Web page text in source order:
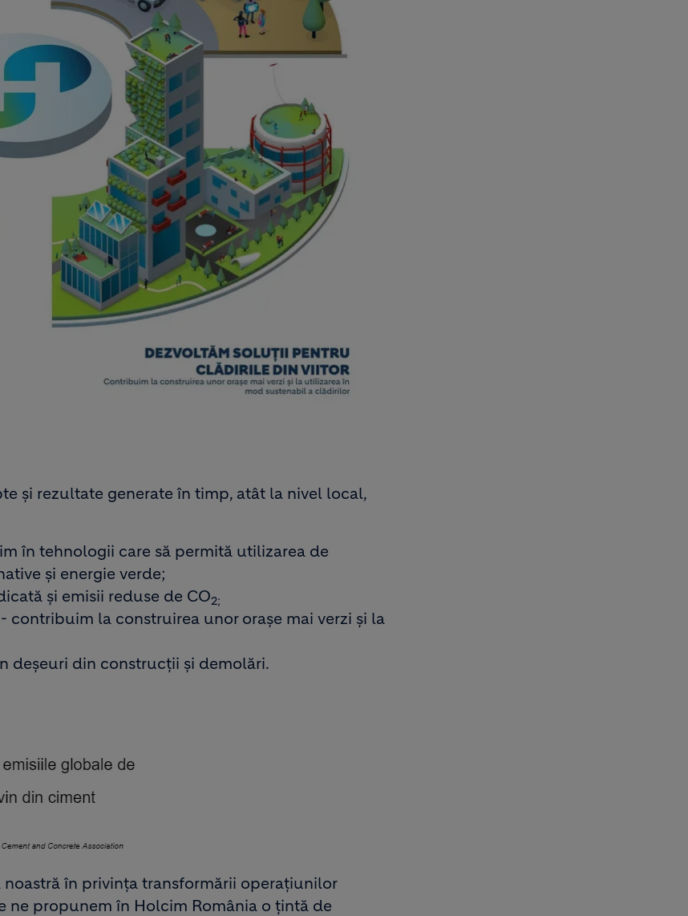
și rezultate generate în timp, atât la nivel local,
în tehnologii care să permită utilizarea de
și energie verde;
și emisii reduse de CO2;
la construirea unor orașe mai verzi și la
deșeuri din construcții și demolări.
în privința transformării operațiunilor
ne propunem în Holcim România o țintă de